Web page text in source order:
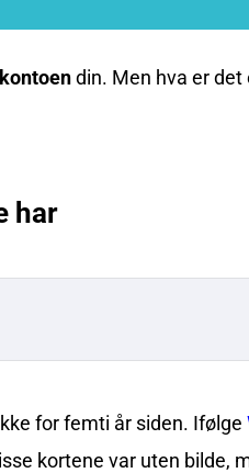
din. Men hva er
har
for femti år siden. Ifølge
kortene var uten bilde,